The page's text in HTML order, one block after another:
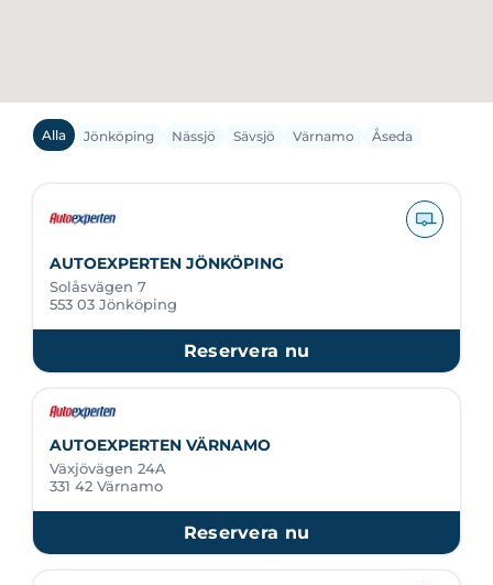
Alla Jönköping Nässjö Sävsjö Värnamo Åseda
AUTOEXPERTEN JÖNKÖPING
Solåsvägen 7
553 03 Jönköping
Reservera nu
AUTOEXPERTEN VÄRNAMO
Växjövägen 24A
331 42 Värnamo
Reservera nu